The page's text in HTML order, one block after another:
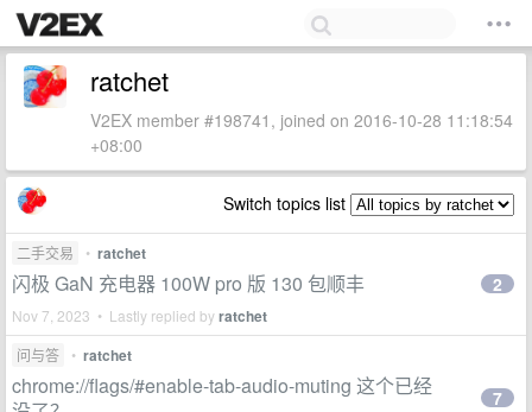
ratchet
V2EX member #198741, joined on 2016-10-28 11:18:54
+08:00
Switch topics list
二手交易 • ratchet
闪极 GaN 充电器 100W pro 版 130 包顺丰
Nov 7, 2023 • Lastly replied byratchet
2
问与答 • ratchet
chrome://flags/#enable-tab-audio-muting 这个已经
7